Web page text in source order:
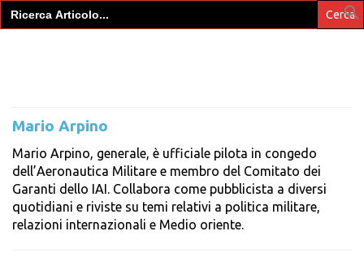
Search
for:
Mario Arpino
Mario Arpino, generale, è ufficiale pilota in congedo
dell’Aeronautica Militare e membro del Comitato dei
Garanti dello IAI. Collabora come pubblicista a diversi
quotidiani e riviste su temi relativi a politica militare,
relazioni internazionali e Medio oriente.